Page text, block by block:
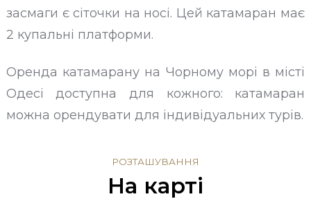
засмаги є сіточки на носі. Цей катамаран має
2 купальні платформи.
Оренда катамарану на Чорному морі в місті
Одесі доступна для кожного: катамаран
можна орендувати для індивідуальних турів.
РОЗТАШУВАННЯ
На карті